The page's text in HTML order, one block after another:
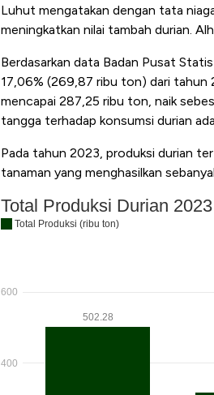
Luhut mengatakan dengan tata
meningkatkan nilai tambah durian.
Berdasarkan data Badan Pusat
17,06% (269,87 ribu ton) dari tahun
mencapai 287,25 ribu ton, naik
tangga terhadap konsumsi durian
Pada tahun 2023, produksi durian
tanaman yang menghasilkan